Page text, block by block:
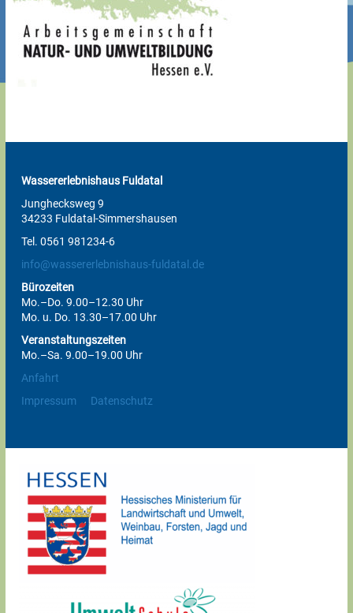
Wassererlebnishaus Fuldatal
Junghecksweg 9
34233 Fuldatal-Simmershausen
Tel. 0561 981234-6
info@wassererlebnishaus-fuldatal.de
Bürozeiten
Mo.–Do. 9.00–12.30 Uhr
Mo. u. Do. 13.30–17.00 Uhr
Veranstaltungszeiten
Mo.–Sa. 9.00–19.00 Uhr
Anfahrt
Impressum
Datenschutz